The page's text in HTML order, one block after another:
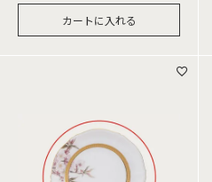
カートに入れる